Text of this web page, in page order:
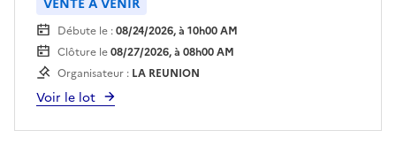
Débute le :08/24/2026, à 10h00 AM
Clôture le08/27/2026, à 08h00 AM
Organisateur : LA REUNION
Voir le lot